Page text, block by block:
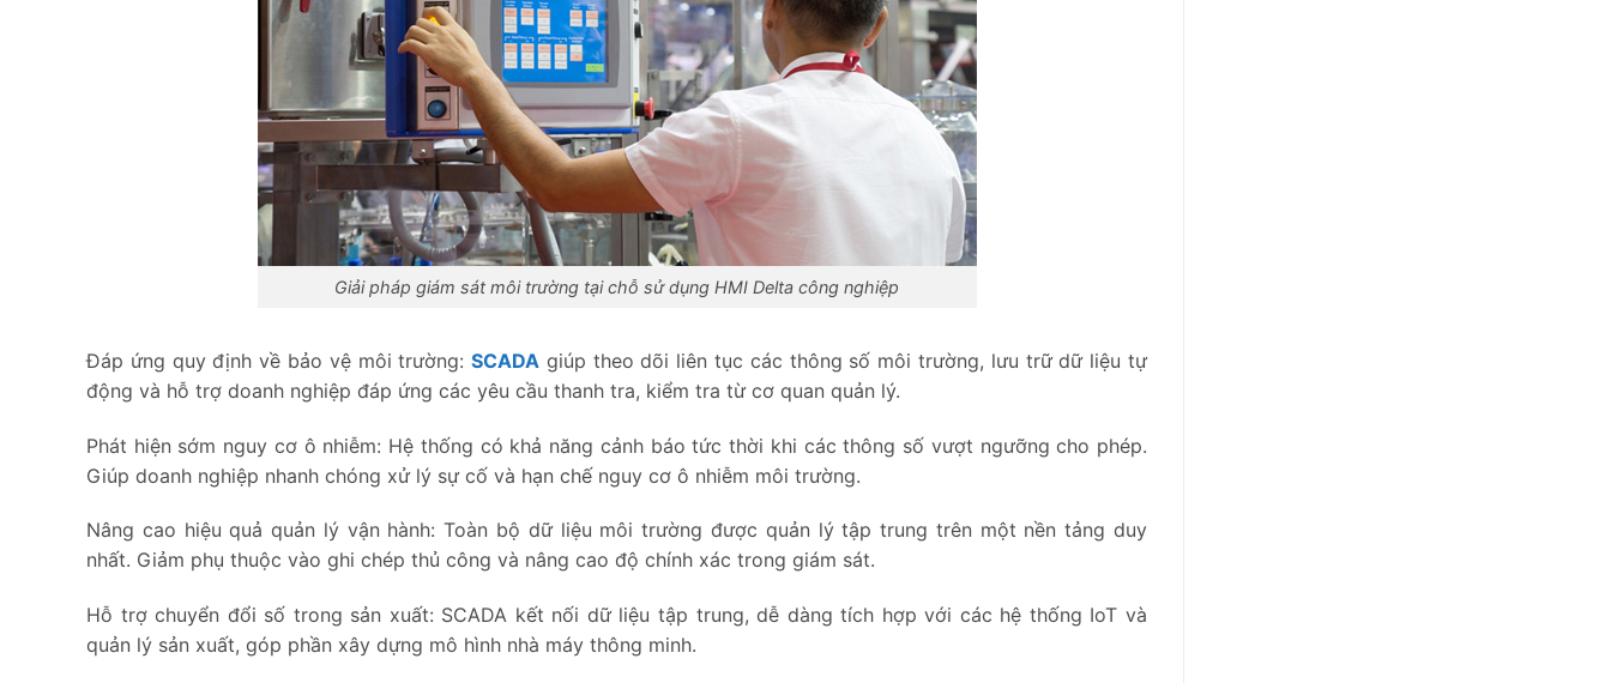
Giải pháp giám sát môi trường tại chỗ sử dụng HMI Delta công nghiệp
Đáp ứng quy định về bảo vệ môi trường:SCADA giúp theo dõi liên tục các thông số môi trường, lưu trữ dữ liệu tự
động và hỗ trợ doanh nghiệp đáp ứng các yêu cầu thanh tra, kiểm tra từ cơ quan quản lý.
Phát hiện sớm nguy cơ ô nhiễm: Hệ thống có khả năng cảnh báo tức thời khi các thông số vượt ngưỡng cho phép.
Giúp doanh nghiệp nhanh chóng xử lý sự cố và hạn chế nguy cơ ô nhiễm môi trường.
Nâng cao hiệu quả quản lý vận hành: Toàn bộ dữ liệu môi trường được quản lý tập trung trên một nền tảng duy
nhất. Giảm phụ thuộc vào ghi chép thủ công và nâng cao độ chính xác trong giám sát.
Hỗ trợ chuyển đổi số trong sản xuất: SCADA kết nối dữ liệu tập trung, dễ dàng tích hợp với các hệ thống IoT và
quản lý sản xuất, góp phần xây dựng mô hình nhà máy thông minh.